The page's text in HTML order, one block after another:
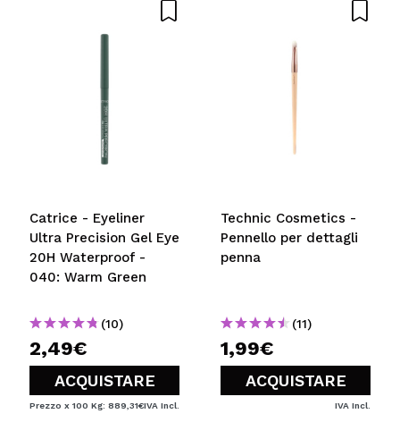
Catrice - Eyeliner
Ultra Precision Gel Eye
20H Waterproof -
040: Warm Green
(10)
2,49€
ACQUISTARE
Prezzo x 100 Kg: 889,31€IVA Incl.
Technic Cosmetics -
Pennello per dettagli
penna
(11)
1,99€
ACQUISTARE
IVA Incl.